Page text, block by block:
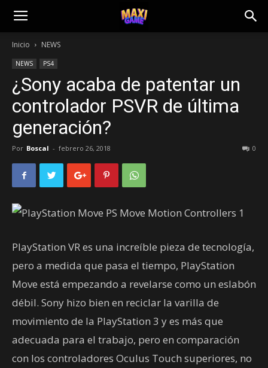
Inicio NEWS
NEWS PS4
¿Sony acaba de patentar un
controlador PSVR de última
generación?
Por Boscal - febrero 26, 2018 0
PlayStation VR es una increíble pieza de tecnología,
pero a medida que pasa el tiempo, PlayStation
Move está empezando a revelarse como un eslabón
débil. Sony hizo bien en reciclar la varilla de
movimiento de la PlayStation 3 y es más que
adecuada para el trabajo, pero en comparación
con los controladores Oculus Touch superiores, no